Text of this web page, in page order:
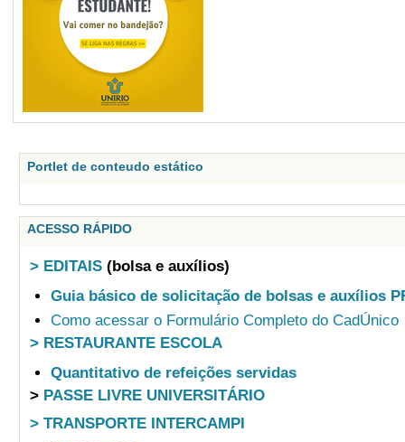
Portlet de conteudo estático
ACESSO RÁPIDO
> EDITAIS (bolsa e auxílios)
Guia básico de solicitação de bolsas e auxílios
Como acessar o Formulário Completo do CadÚnico
> RESTAURANTE ESCOLA
Quantitativo de refeições servidas
> PASSE LIVRE UNIVERSITÁRIO
> TRANSPORTE INTERCAMPI